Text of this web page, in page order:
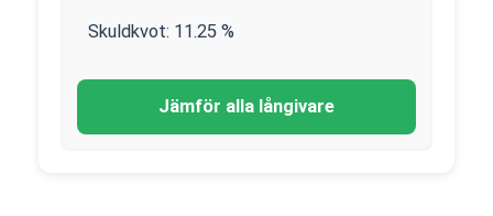
Skuldkvot: 11.25 %
Jämför alla långivare